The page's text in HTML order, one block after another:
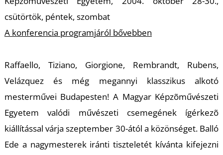
csütörtök, péntek, szombat
A konferencia programjáról bővebben
Raffaello, Tiziano, Giorgione, Rembrandt, Rubens,
Velázquez és még megannyi klasszikus alkotó
mesterművei Budapesten! A Magyar Képzõművészeti
Egyetem valódi művészeti csemegének ígérkezõ
kiállítással várja szeptember 30-ától a közönséget. Balló
Ede a nagymesterek iránti tiszteletét kívánta kifejezni